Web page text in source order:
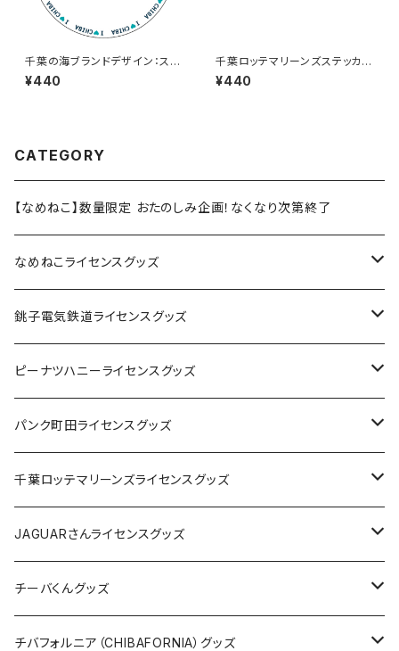
千葉の海ブランドデザイン：ステ
ッカー3
¥440
千葉ロッテマリーンズステッカー
16
¥440
CATEGORY
【なめねこ】数量限定 おたのしみ企画！なくなり次第終了
なめねこライセンスグッズ
Tシャツ
キャップ
ステッカー
缶バッジ
ホテルキーホルダー
銚子電気鉄道ライセンスグッズ
ステッカー
缶バッジ
アクリルキーホルダー
ホテルキーホルダー
クリアファイル
Tシャツ
ピーナツハニーライセンスグッズ
Tシャツ
キャップ
バッグ
ステッカー
缶バッジ
パンク町田ライセンスグッズ
Tシャツ
キャップ
バッグ
ステッカー
千葉ロッテマリーンズライセンスグッズ
ステッカー
ステッカー
ステッカー大
缶バッジ
缶バッジ32mm
エコバッグ
JAGUARさんライセンスグッズ
Tシャツ
ステッカー
チーバくんグッズ
Tシャツ
チバフォルニア（CHIBAFORNIA）グッズ